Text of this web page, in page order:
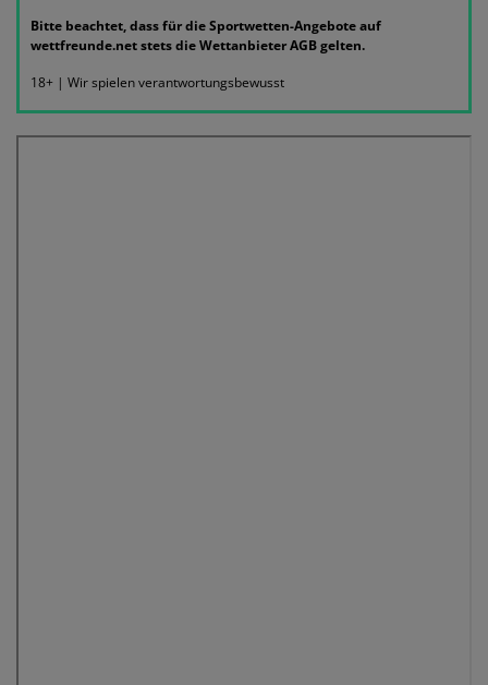
Bitte beachtet, dass für die Sportwetten-Angebote auf
wettfreunde.net stets die Wettanbieter AGB gelten.
18+ | Wir spielen verantwortungsbewusst